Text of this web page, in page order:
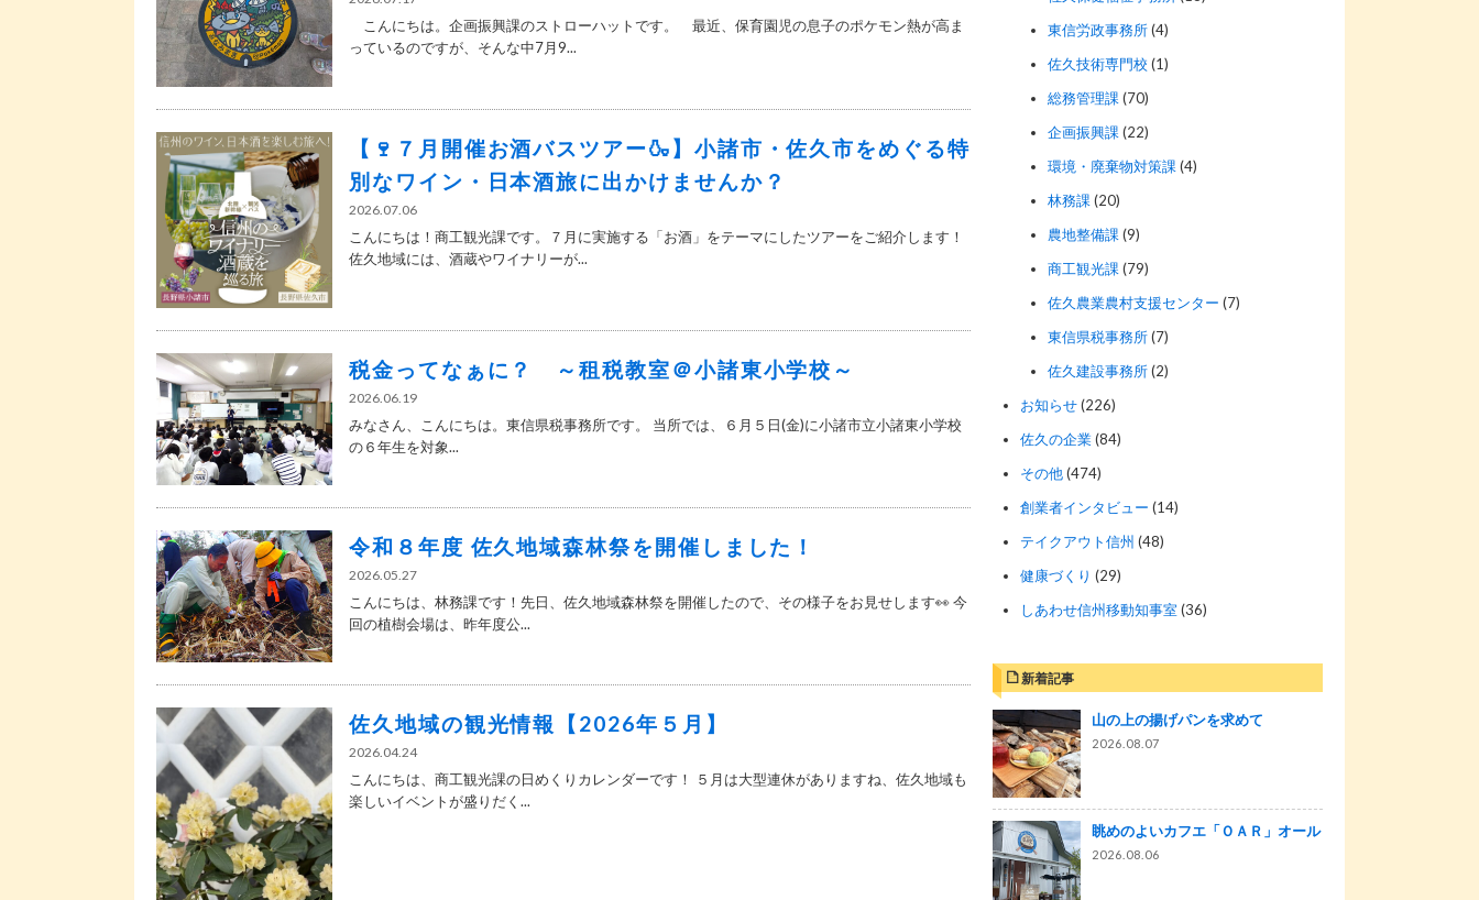
こんにちは。企画振興課のストローハットです。 最近、保育園児の息子のポケモン熱が高ま
っているのですが、そんな中7月9...
【🍷７月開催お酒バスツアー🍶】小諸市・佐久市をめぐる特
別なワイン・日本酒旅に出かけませんか？
2026.07.06
こんにちは！商工観光課です。７月に実施する「お酒」をテーマにしたツアーをご紹介します！
佐久地域には、酒蔵やワイナリーが...
税金ってなぁに？ ～租税教室＠小諸東小学校～
2026.06.19
みなさん、こんにちは。東信県税事務所です。 当所では、６月５日(金)に小諸市立小諸東小学校
の６年生を対象...
令和８年度 佐久地域森林祭を開催しました！
2026.05.27
こんにちは、林務課です！先日、佐久地域森林祭を開催したので、その様子をお見せします👀 今
回の植樹会場は、昨年度公...
佐久地域の観光情報【2026年５月】
2026.04.24
こんにちは、商工観光課の日めくりカレンダーです！ ５月は大型連休がありますね、佐久地域も
楽しいイベントが盛りだく...
東信労政事務所(4)
佐久技術専門校 (1)
総務管理課 (70)
企画振興課 (22)
環境・廃棄物対策課 (4)
林務課 (20)
農地整備課 (9)
商工観光課 (79)
佐久農業農村支援センター (7)
東信県税事務所(7)
佐久建設事務所(2)
お知らせ(226)
佐久の企業(84)
その他(474)
創業者インタビュー (14)
テイクアウト信州 (48)
健康づくり (29)
しあわせ信州移動知事室(36)
新着記事
山の上の揚げパンを求めて
2026.08.07
眺めのよいカフエ「ＯＡＲ」オール
2026.08.06